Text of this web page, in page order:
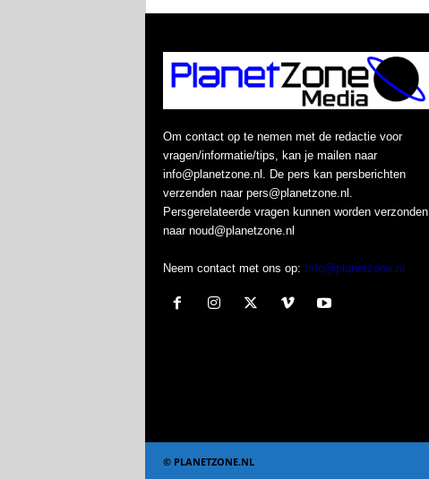
Om contact op te nemen met de redactie voor
vragen/informatie/tips, kan je mailen naar
info@planetzone.nl. De pers kan persberichten
verzenden naar pers@planetzone.nl.
Persgerelateerde vragen kunnen worden verzonden
naar noud@planetzone.nl
Neem contact met ons op: Info@planetzone.nl
© PLANETZONE.NL